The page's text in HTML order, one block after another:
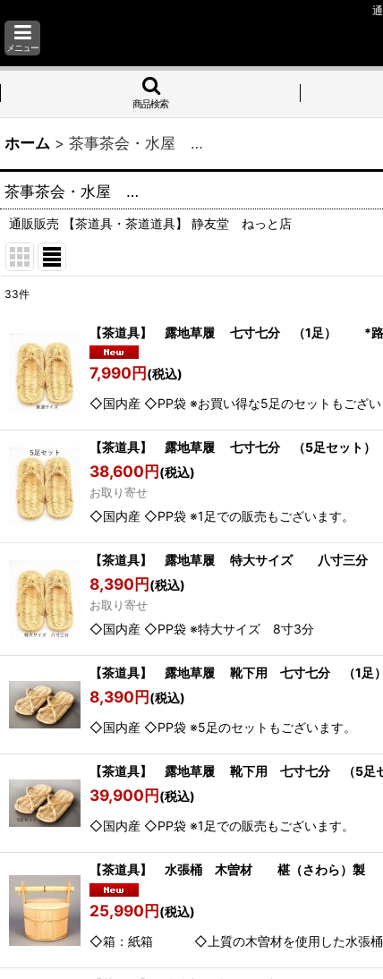
メニュー
商品検索
ホーム > 茶事茶会・水屋 …
茶事茶会・水屋 …
通販販売 【茶道具・茶道道具】 静友堂 ねっと店
並び順:
33件
【茶道具】 露地草履 七寸七分 （1足） *路
7,990円(税込)
◇国内産 ◇PP袋 ※お買い得な5足のセットもござい
【茶道具】 露地草履 七寸七分 （5足セット
38,600円(税込)
お取り寄せ
◇国内産 ◇PP袋 ※1足での販売もございます。
【茶道具】 露地草履 特大サイズ 八寸三
8,390円(税込)
お取り寄せ
◇国内産 ◇PP袋 ※特大サイズ 8寸3分
【茶道具】 露地草履 靴下用 七寸七分 （1
8,390円(税込)
◇国内産 ◇PP袋 ※5足のセットもございます。
【茶道具】 露地草履 靴下用 七寸七分 （5
39,900円(税込)
◇国内産 ◇PP袋 ※1足での販売もございます。
【茶道具】 水張桶 木曽材 椹（さわら
25,990円(税込)
◇箱：紙箱 ◇上質の木曽材を使用した水張桶で